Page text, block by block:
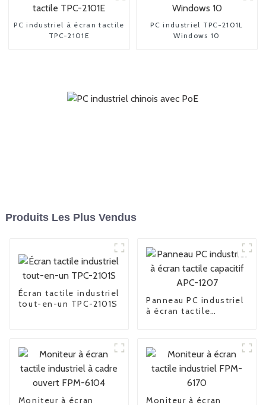
PC industriel à écran tactile
TPC-2101E
PC industriel TPC-2101L
Windows 10
Produits Les Plus Vendus
Écran tactile industriel
tout-en-un TPC-2101S
Panneau PC industriel
à écran tactile
Moniteur à écran Moniteur à écran